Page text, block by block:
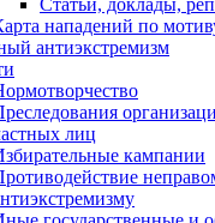
Статьи, доклады,
нападений по
антиэкстремизм
лиц
кампании